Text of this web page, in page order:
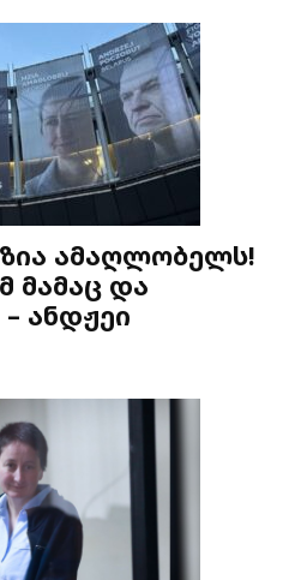
ამაღლობელს!
მამაც და
ანდჟეი